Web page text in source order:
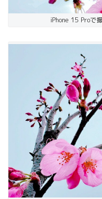
iPhone 15 Proで